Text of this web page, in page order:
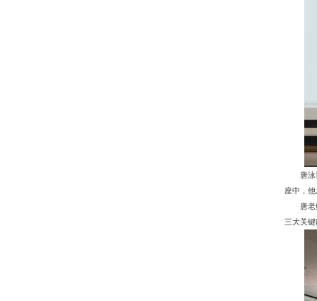
唐
座中，
唐
三大关